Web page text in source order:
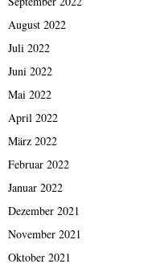
August 2022
Juli 2022
Juni 2022
Mai 2022
April 2022
März 2022
Februar 2022
Januar 2022
Dezember 2021
November 2021
Oktober 2021